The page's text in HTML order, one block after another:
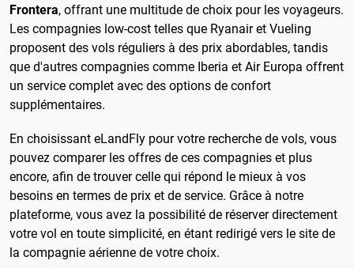
Frontera, offrant une multitude de choix pour les voyageurs.
Les compagnies low-cost telles que Ryanair et Vueling
proposent des vols réguliers à des prix abordables, tandis
que d'autres compagnies comme Iberia et Air Europa offrent
un service complet avec des options de confort
supplémentaires.
En choisissant eLandFly pour votre recherche de vols, vous
pouvez comparer les offres de ces compagnies et plus
encore, afin de trouver celle qui répond le mieux à vos
besoins en termes de prix et de service. Grâce à notre
plateforme, vous avez la possibilité de réserver directement
votre vol en toute simplicité, en étant redirigé vers le site de
la compagnie aérienne de votre choix.